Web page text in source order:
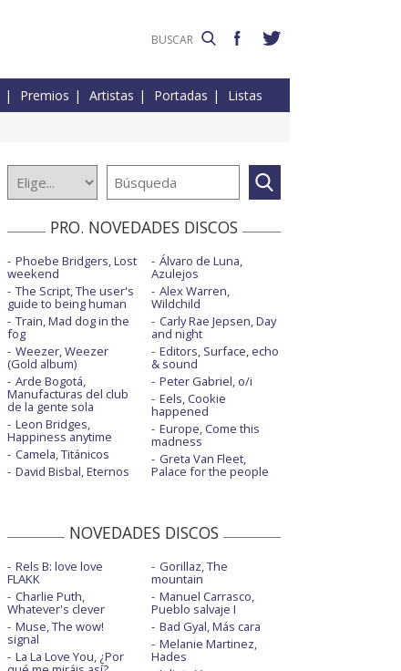
Premios Artistas Portadas Listas
PRO. NOVEDADES DISCOS
Phoebe Bridgers, Lost
weekend
The Script, The user's
guide to being human
Train, Mad dog in the
fog
Weezer, Weezer
(Gold album)
Arde Bogotá,
Manufacturas del club
de la gente sola
Leon Bridges,
Happiness anytime
Camela, Titánicos
David Bisbal, Eternos
Álvaro de Luna,
Azulejos
Alex Warren,
Wildchild
Carly Rae Jepsen, Day
and night
Editors, Surface, echo
& sound
Peter Gabriel, o/i
Eels, Cookie
happened
Europe, Come this
madness
Greta Van Fleet,
Palace for the people
NOVEDADES DISCOS
Rels B: love love
FLAKK
Charlie Puth,
Whatever's clever
Muse, The wow!
signal
La La Love You, ¿Por
Gorillaz, The
mountain
Manuel Carrasco,
Pueblo salvaje I
Bad Gyal, Más cara
Melanie Martinez,
Hades